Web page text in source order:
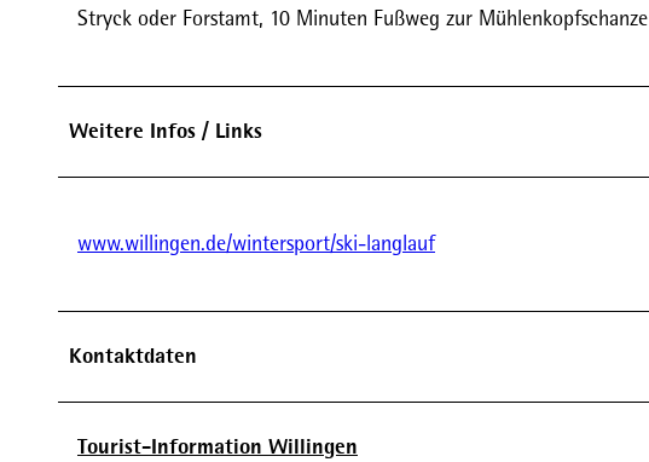
Stryck oder Forstamt, 10 Minuten Fußweg zur Mühlenkopfschanze
Weitere Infos / Links
www.willingen.de/wintersport/ski-langlauf
Kontaktdaten
Tourist-Information Willingen